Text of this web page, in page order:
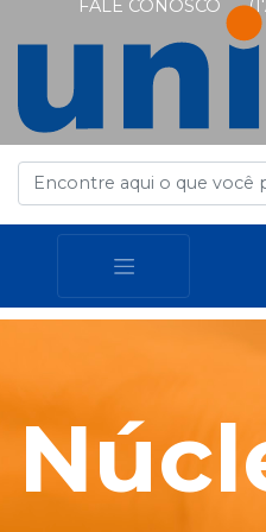
FALE CONOSCO